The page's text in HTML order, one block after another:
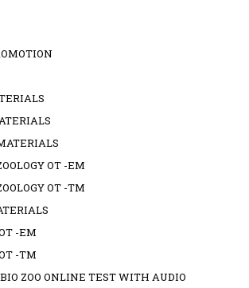
OT -EM
OT -TM
-EM
-TM
ZOO ONLINE TEST WITH AUDIO